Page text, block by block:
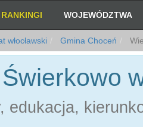
RANKINGI WOJEWÓDZTWA
włocławski Gmina Choceń
edukacja,